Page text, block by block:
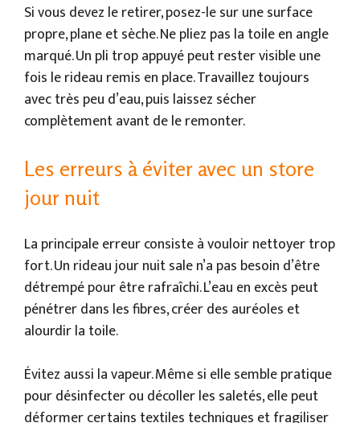
Si vous devez le retirer, posez-le sur une surface
propre, plane et sèche. Ne pliez pas la toile en angle
marqué. Un pli trop appuyé peut rester visible une
fois le rideau remis en place. Travaillez toujours
avec très peu d’eau, puis laissez sécher
complètement avant de le remonter.
Les erreurs à éviter avec un store
jour nuit
La principale erreur consiste à vouloir nettoyer trop
fort. Un rideau jour nuit sale n’a pas besoin d’être
détrempé pour être rafraîchi. L’eau en excès peut
pénétrer dans les fibres, créer des auréoles et
alourdir la toile.
Évitez aussi la vapeur. Même si elle semble pratique
pour désinfecter ou décoller les saletés, elle peut